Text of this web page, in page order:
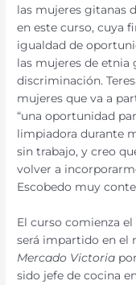
las mujeres gitanas
en este curso, cuya
igualdad de
las mujeres de
discriminación.
mujeres que va a
“una oportunidad
limpiadora durante
sin trabajo, y creo
volver a
Escobedo muy
El curso comienza
será impartido en el
Mercado Victoria
sido jefe de cocina